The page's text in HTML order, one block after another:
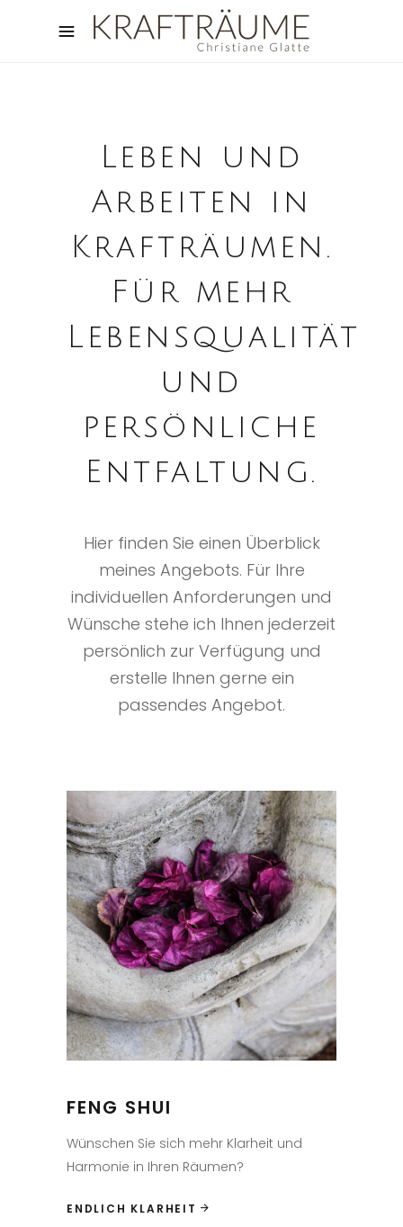
Leben und
Arbeiten in
Krafträumen.
Für mehr
Lebensqualität
und
persönliche
Entfaltung.
Hier finden Sie einen Überblick
meines Angebots. Für Ihre
individuellen Anforderungen und
Wünsche stehe ich Ihnen jederzeit
persönlich zur Verfügung und
erstelle Ihnen gerne ein
passendes Angebot.
FENG SHUI
Wünschen Sie sich mehr Klarheit und
Harmonie in Ihren Räumen?
ENDLICH KLARHEIT